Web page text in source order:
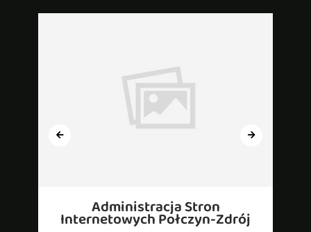
Administracja Stron
Internetowych Połczyn-Zdrój